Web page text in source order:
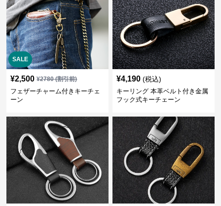
SALE
¥2,500 ¥2780(割引前)
フェザーチャーム付きキーチェ
ーン
¥4,190 (税込)
キーリング 本革ベルト付き金属
フック式キーチェーン